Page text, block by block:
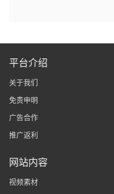
平台介绍
关于我们
免责申明
广告合作
推广返利
网站内容
视频素材